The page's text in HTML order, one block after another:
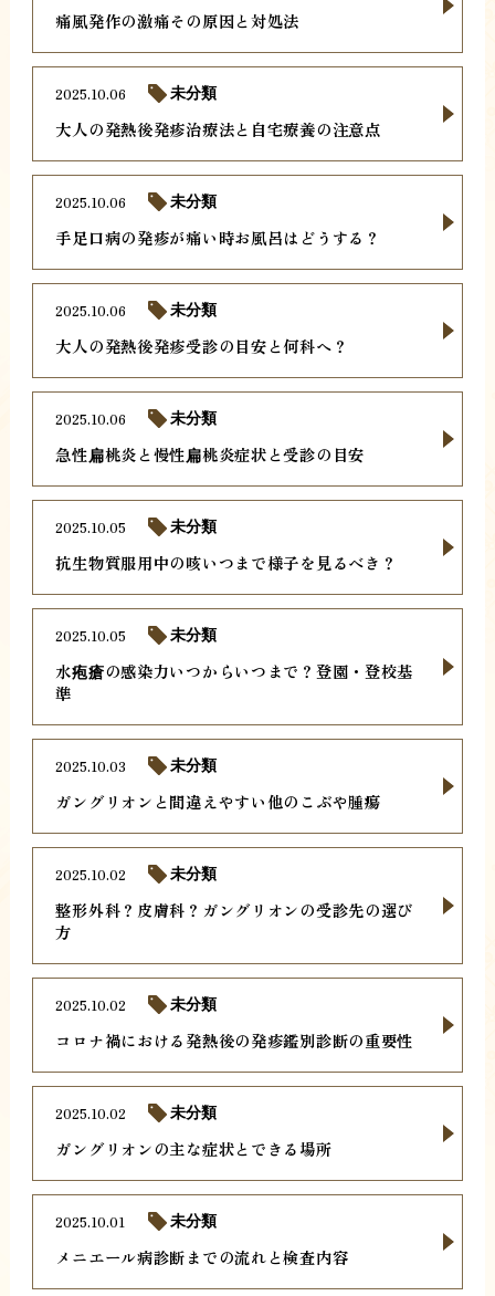
痛風発作の激痛その原因と対処法
大人の発熱後発疹治療法と自宅療養の注意点
2025.10.06 未分類
手足口病の発疹が痛い時お風呂はどうする？
2025.10.06 未分類
大人の発熱後発疹受診の目安と何科へ？
2025.10.06 未分類
急性扁桃炎と慢性扁桃炎症状と受診の目安
2025.10.06 未分類
抗生物質服用中の咳いつまで様子を見るべき？
2025.10.05 未分類
水疱瘡の感染力いつからいつまで？登園・登校基
準
2025.10.05 未分類
ガングリオンと間違えやすい他のこぶや腫瘍
2025.10.03 未分類
整形外科？皮膚科？ガングリオンの受診先の選び
方
2025.10.02 未分類
コロナ禍における発熱後の発疹鑑別診断の重要性
2025.10.02 未分類
ガングリオンの主な症状とできる場所
2025.10.02 未分類
メニエール病診断までの流れと検査内容
2025.10.01 未分類